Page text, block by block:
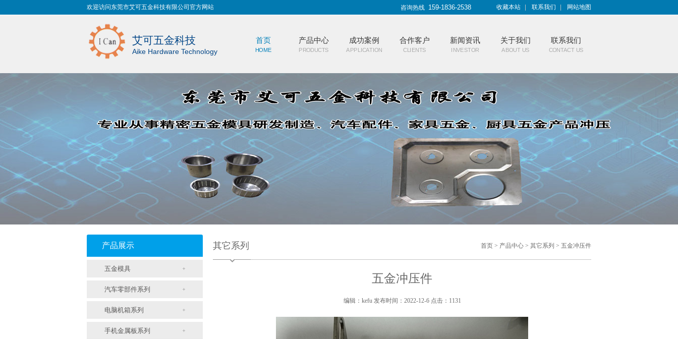
欢迎访问东莞市艾可五金科技有限公司官方网站 咨询热线 159-1836-2538 收藏本站 联系我们 网站地图
艾可五金科技
Aike Hardware Technology
首页
HOME
产品中心
PRODUCTS
成功案例
APPLICATION
合作客户
CLIENTS
新闻资讯
INVESTOR
关于我们
ABOUT US
联系我们
CONTACT US
产品展示
五金模具
汽车零部件系列
电脑机箱系列
手机金属板系列
其它系列 首页 > 产品中心 > 其它系列 > 五金冲压件
五金冲压件
编辑：kefu 发布时间：2022-12-6 点击：1131